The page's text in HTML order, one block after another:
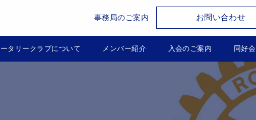
事務局のご案内 お問い合わせ
タリークラブについて メンバー紹介 入会のご案内 同好会